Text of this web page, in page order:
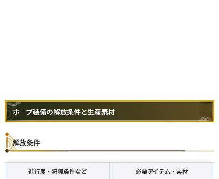
ホープ装備の解放条件と生産素材
解放条件
進行度・狩猟条件など 必要アイテム・素材